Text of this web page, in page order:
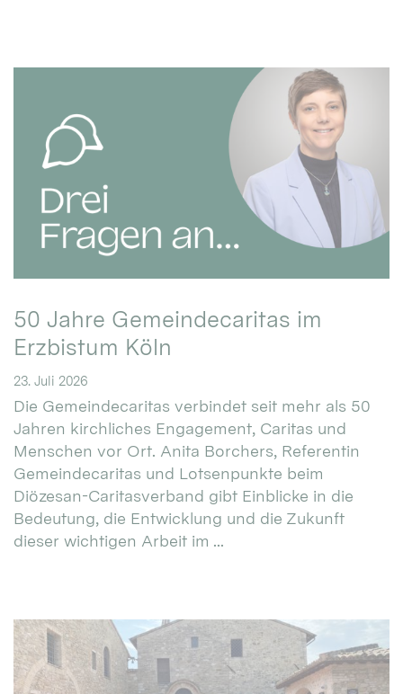
50 Jahre Gemeindecaritas im
Erzbistum Köln
23. Juli 2026
Die Gemeindecaritas verbindet seit mehr als 50
Jahren kirchliches Engagement, Caritas und
Menschen vor Ort. Anita Borchers, Referentin
Gemeindecaritas und Lotsenpunkte beim
Diözesan-Caritasverband gibt Einblicke in die
Bedeutung, die Entwicklung und die Zukunft
dieser wichtigen Arbeit im ...